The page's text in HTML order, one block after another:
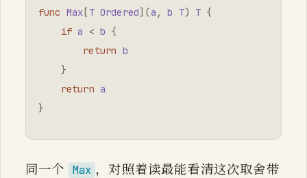
func Max [T Ordered](a , b T) T {
if a < b {
return b
}
return a
}
同一个 Max ，对照着读最能看清这次取舍带